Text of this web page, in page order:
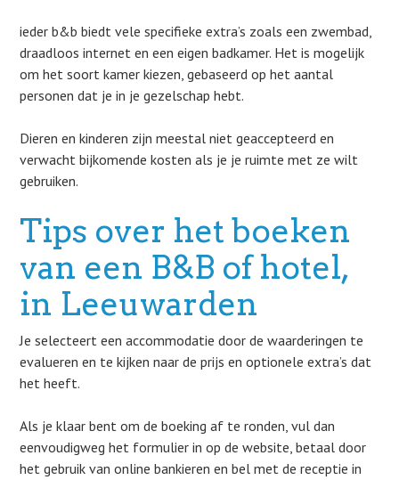
ieder b&b biedt vele specifieke extra’s zoals een zwembad,
draadloos internet en een eigen badkamer. Het is mogelijk
om het soort kamer kiezen, gebaseerd op het aantal
personen dat je in je gezelschap hebt.
Dieren en kinderen zijn meestal niet geaccepteerd en
verwacht bijkomende kosten als je je ruimte met ze wilt
gebruiken.
Tips over het boeken
van een B&B of hotel,
in Leeuwarden
Je selecteert een accommodatie door de waarderingen te
evalueren en te kijken naar de prijs en optionele extra’s dat
het heeft.
Als je klaar bent om de boeking af te ronden, vul dan
eenvoudigweg het formulier in op de website, betaal door
het gebruik van online bankieren en bel met de receptie in